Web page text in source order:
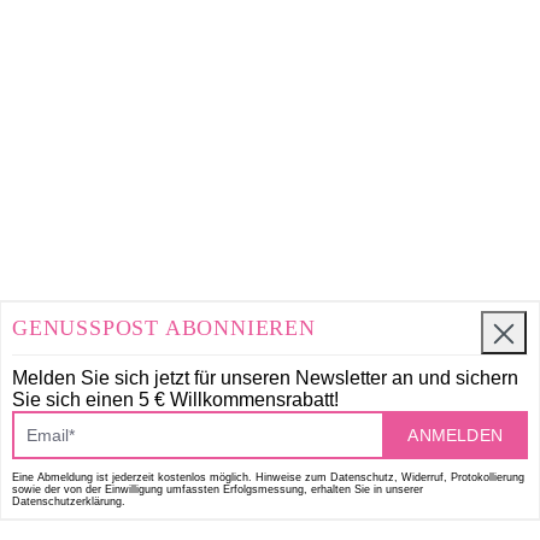
GENUSSPOST ABONNIEREN
Melden Sie sich jetzt für unseren Newsletter an und sichern
Sie sich einen 5 € Willkommensrabatt!
ANMELDEN
Eine Abmeldung ist jederzeit kostenlos möglich. Hinweise zum Datenschutz, Widerruf, Protokollierung
sowie der von der Einwilligung umfassten Erfolgsmessung, erhalten Sie in unserer
Datenschutzerklärung.